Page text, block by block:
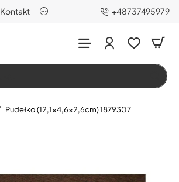
Kontakt +48737495979
Pudełko (12,1x4,6x2,6cm) 1879307